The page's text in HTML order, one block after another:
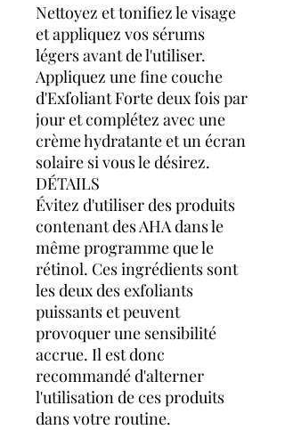
Nettoyez et tonifiez le visage
et appliquez vos sérums
légers avant de l'utiliser.
Appliquez une fine couche
d'Exfoliant Forte deux fois par
jour et complétez avec une
crème hydratante et un écran
solaire si vous le désirez.
DÉTAILS
Évitez d'utiliser des produits
contenant des AHA dans le
même programme que le
rétinol. Ces ingrédients sont
les deux des exfoliants
puissants et peuvent
provoquer une sensibilité
accrue. Il est donc
recommandé d'alterner
l'utilisation de ces produits
dans votre routine.